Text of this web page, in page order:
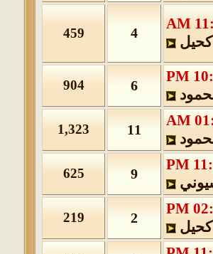
459
904
1,323
625
219